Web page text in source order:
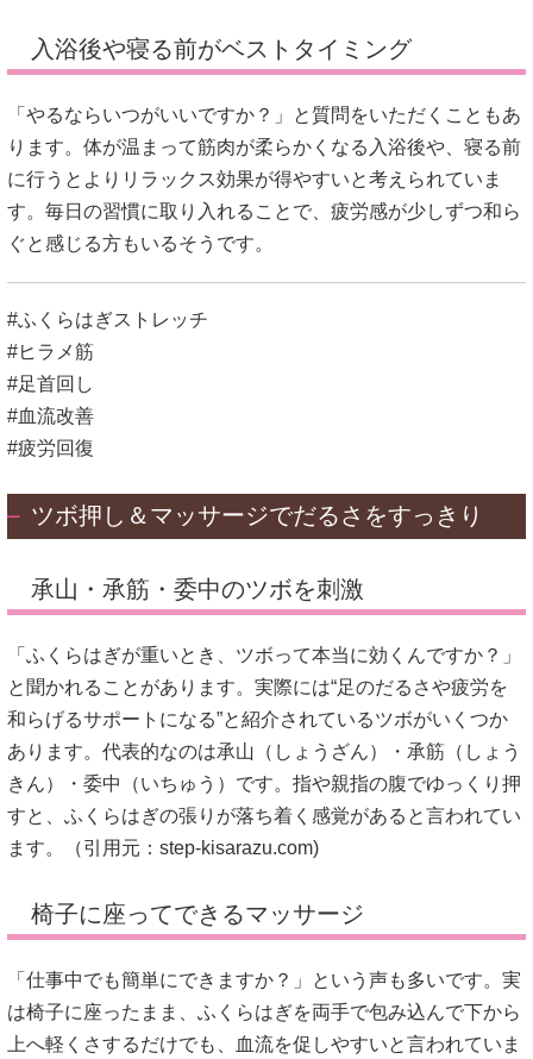
入浴後や寝る前がベストタイミング
「やるならいつがいいですか？」と質問をいただくこともあ
ります。体が温まって筋肉が柔らかくなる入浴後や、寝る前
に行うとよりリラックス効果が得やすいと考えられていま
す。毎日の習慣に取り入れることで、疲労感が少しずつ和ら
ぐと感じる方もいるそうです。
#ふくらはぎストレッチ
#ヒラメ筋
#足首回し
#血流改善
#疲労回復
ツボ押し＆マッサージでだるさをすっきり
承山・承筋・委中のツボを刺激
「ふくらはぎが重いとき、ツボって本当に効くんですか？」
と聞かれることがあります。実際には“足のだるさや疲労を
和らげるサポートになる”と紹介されているツボがいくつか
あります。代表的なのは承山（しょうざん）・承筋（しょう
きん）・委中（いちゅう）です。指や親指の腹でゆっくり押
すと、ふくらはぎの張りが落ち着く感覚があると言われてい
ます。（引用元： step-kisarazu.com)
椅子に座ってできるマッサージ
「仕事中でも簡単にできますか？」という声も多いです。実
は椅子に座ったまま、ふくらはぎを両手で包み込んで下から
上へ軽くさするだけでも、血流を促しやすいと言われていま